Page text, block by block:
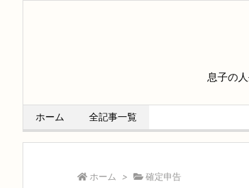
息子の
ホーム 全記事一覧
ホーム > 確定申告